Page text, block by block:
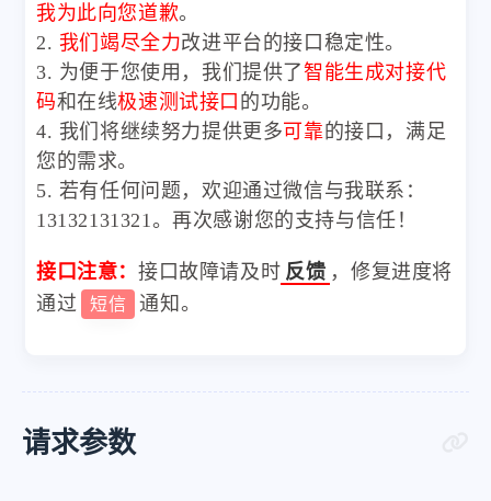
我为此向您道歉。
2. 我们竭尽全力改进平台的接口稳定性。
3. 为便于您使用，我们提供了智能生成对接代
码和在线极速测试接口 的功能。
4. 我们将继续努力提供更多可靠的接口，满足
您的需求。
5. 若有任何问题，欢迎通过微信与我联系：
13132131321。再次感谢您的支持与信任！
接口注意： 接口故障请及时 反馈 ，修复进度将
通过
短信 通知。
请求参数